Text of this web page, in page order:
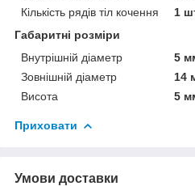
Кількість рядів тіл кочення
1
Габаритні розміри
Внутрішній діаметр
5
Зовнішній діаметр
14
Висота
5
Приховати
Умови доставки